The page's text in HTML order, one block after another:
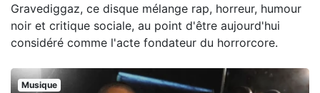
Gravediggaz, ce disque mélange rap, horreur, humour
noir et critique sociale, au point d'être aujourd'hui
considéré comme l'acte fondateur du horrorcore.
Musique